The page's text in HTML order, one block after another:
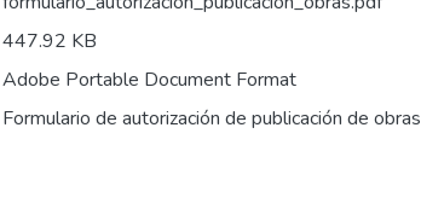
447.92 KB
Adobe Portable Document Format
Formulario de autorización de publicación de obras